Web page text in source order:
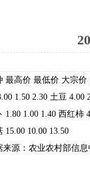
最高价 最低价 大宗价
1.50 2.30 土豆
1.80 1.00 1.40 西红柿
15.00 10.00 13.50
来源：农业农村部信息